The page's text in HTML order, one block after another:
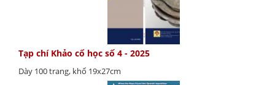
Tạp chí Khảo cổ học số 4 - 2025
Dày 100 trang, khổ 19x27cm